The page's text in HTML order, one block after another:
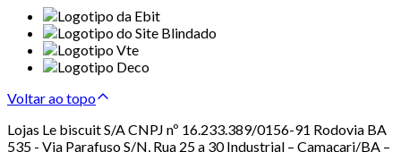
Voltar ao topo
Lojas Le biscuit S/A CNPJ nº 16.233.389/0156-91 Rodovia BA
535 - Via Parafuso S/N, Rua 25 a 30 Industrial – Camaçari/BA –